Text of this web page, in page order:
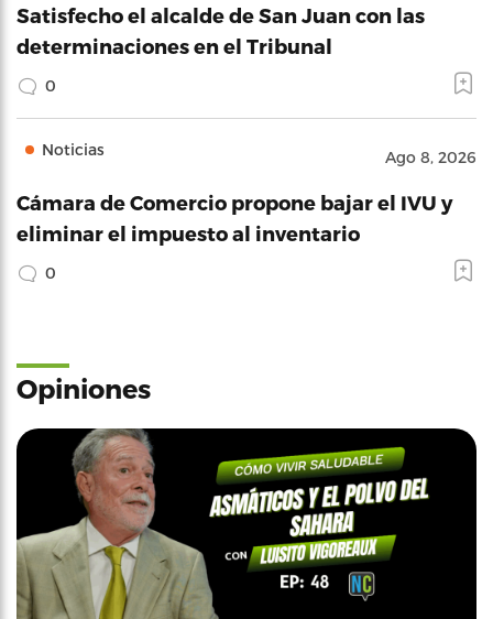
Satisfecho el alcalde de San Juan con las
determinaciones en el Tribunal
0
Noticias Ago 8, 2026
Cámara de Comercio propone bajar el IVU y
eliminar el impuesto al inventario
0
Opiniones